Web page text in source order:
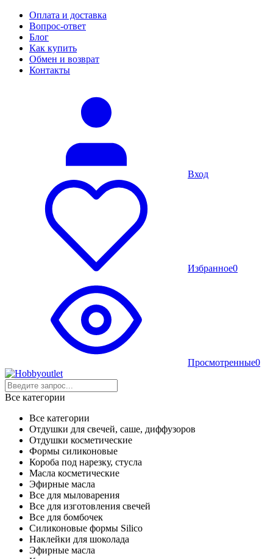
Оплата и доставка
Вопрос-ответ
Блог
Как купить
Обмен и возврат
Контакты
Вход
Избранное0
Просмотренные0
Все категории
Все категории
Отдушки для свечей, саше, диффузоров
Отдушки косметические
Формы силиконовые
Короба под нарезку, стусла
Масла косметические
Эфирные масла
Все для мыловарения
Все для изготовления свечей
Все для бомбочек
Силиконовые формы Silico
Наклейки для шоколада
Эфирные масла